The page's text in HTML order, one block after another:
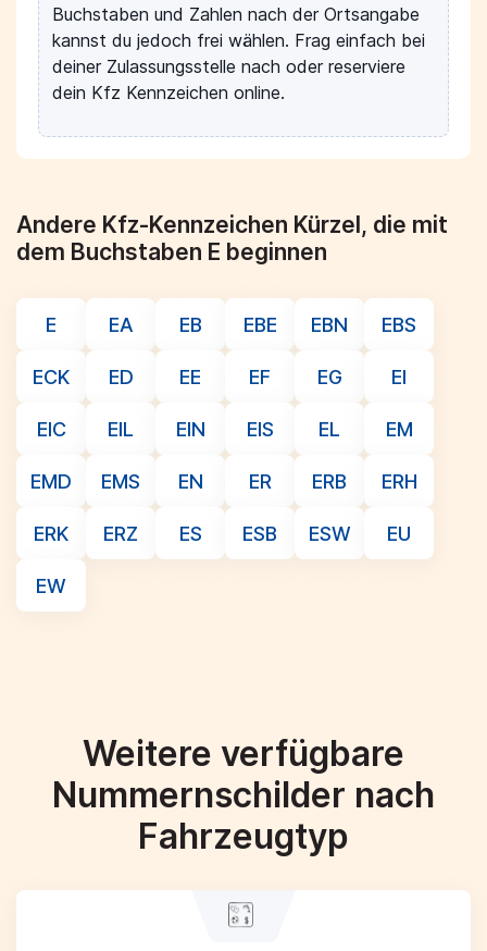
Buchstaben und Zahlen nach der Ortsangabe
kannst du jedoch frei wählen. Frag einfach bei
deiner Zulassungsstelle nach oder reserviere
dein Kfz Kennzeichen online.
Andere Kfz-Kennzeichen Kürzel, die mit
dem Buchstaben E beginnen
E EA EB EBE EBN EBS
ECK ED EE EF EG EI
EIC EIL EIN EIS EL EM
EMD EMS EN ER ERB ERH
ERK ERZ ES ESB ESW EU
EW
Weitere verfügbare
Nummernschilder nach
Fahrzeugtyp